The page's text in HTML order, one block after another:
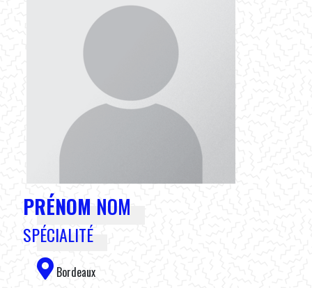
PRÉNOM NOM
SPÉCIALITÉ
Bordeaux